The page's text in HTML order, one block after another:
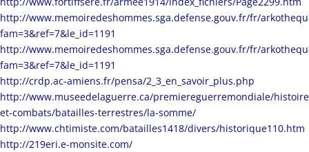
http://www.memoiredeshommes.sga.defense.gouv.fr/fr/
fam=3&ref=7&le_id=1191
http://www.memoiredeshommes.sga.defense.gouv.fr/fr/
fam=3&ref=7&le_id=1191
http://crdp.ac-amiens.fr/pensa/2_3_en_savoir_plus.php
http://www.museedelaguerre.ca/premiereguerremondiale/
et-combats/batailles-terrestres/la-somme/
http://www.chtimiste.com/batailles1418/divers/historique110.htm
http://219eri.e-monsite.com/